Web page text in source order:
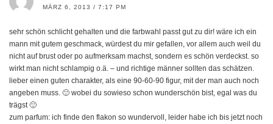
MÄRZ 6, 2013 / 7:17 PM
sehr schön schlicht gehalten und die farbwahl passt gut zu dir! wäre ich ein
mann mit gutem geschmack, würdest du mir gefallen, vor allem auch weil du
nicht auf brust oder po aufmerksam machst, sondern es schön verdeckst. so
wirkt man nicht schlampig o.ä. – und richtige männer sollten das schätzen.
lieber einen guten charakter, als eine 90-60-90 figur, mit der man auch noch
angeben muss. 🙂 wobei du sowieso schon wunderschön bist, egal was du
trägst 🙂
zum parfum: ich finde den flakon so wundervoll, leider habe ich bis jetzt noch